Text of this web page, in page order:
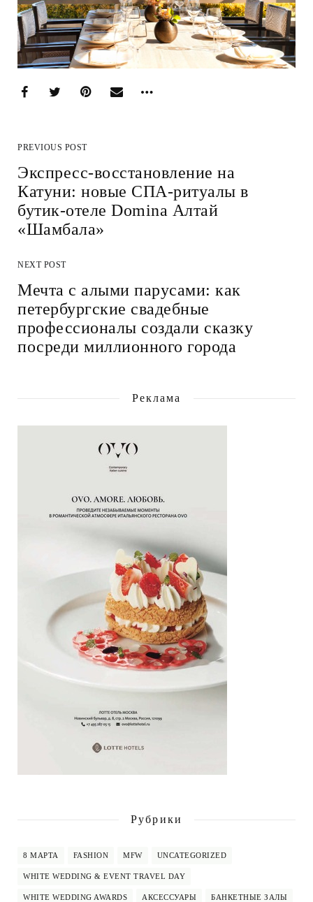
PREVIOUS POST
Экспресс-восстановление на
Катуни: новые СПА-ритуалы в
бутик-отеле Domina Алтай
«Шамбала»
NEXT POST
Мечта с алыми парусами: как
петербургские свадебные
профессионалы создали сказку
посреди миллионного города
Реклама
Рубрики
8 МАРТА FASHION MFW UNCATEGORIZED
WHITE WEDDING & EVENT TRAVEL DAY
WHITE WEDDING AWARDS АКСЕССУАРЫ БАНКЕТНЫЕ ЗАЛЫ